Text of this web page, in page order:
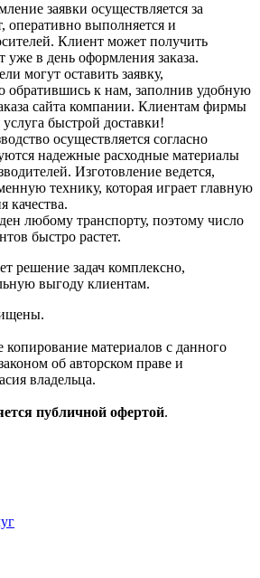
заявки осуществляется за
оперативно выполняется и
Клиент может получить
уже в день оформления заказа.
могут оставить заявку,
обратившись к нам, заполнив удобную
сайта компании. Клиентам фирмы
услуга быстрой доставки!
осуществляется согласно
надежные расходные материалы
Изготовление ведется,
технику, которая играет главную
качества.
любому транспорту, поэтому число
быстро растет.
решение задач комплексно,
выгоду клиентам.
материалов с данного
об авторском праве и
владельца.
публичной офертой.